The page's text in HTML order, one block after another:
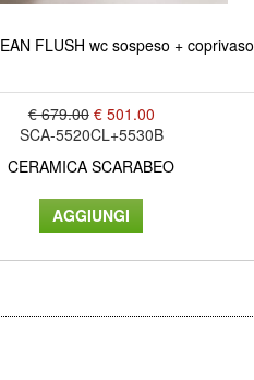
FLUSH wc sospeso + coprivaso
€ 679.00 € 501.00
SCA-5520CL+5530B
CERAMICA SCARABEO